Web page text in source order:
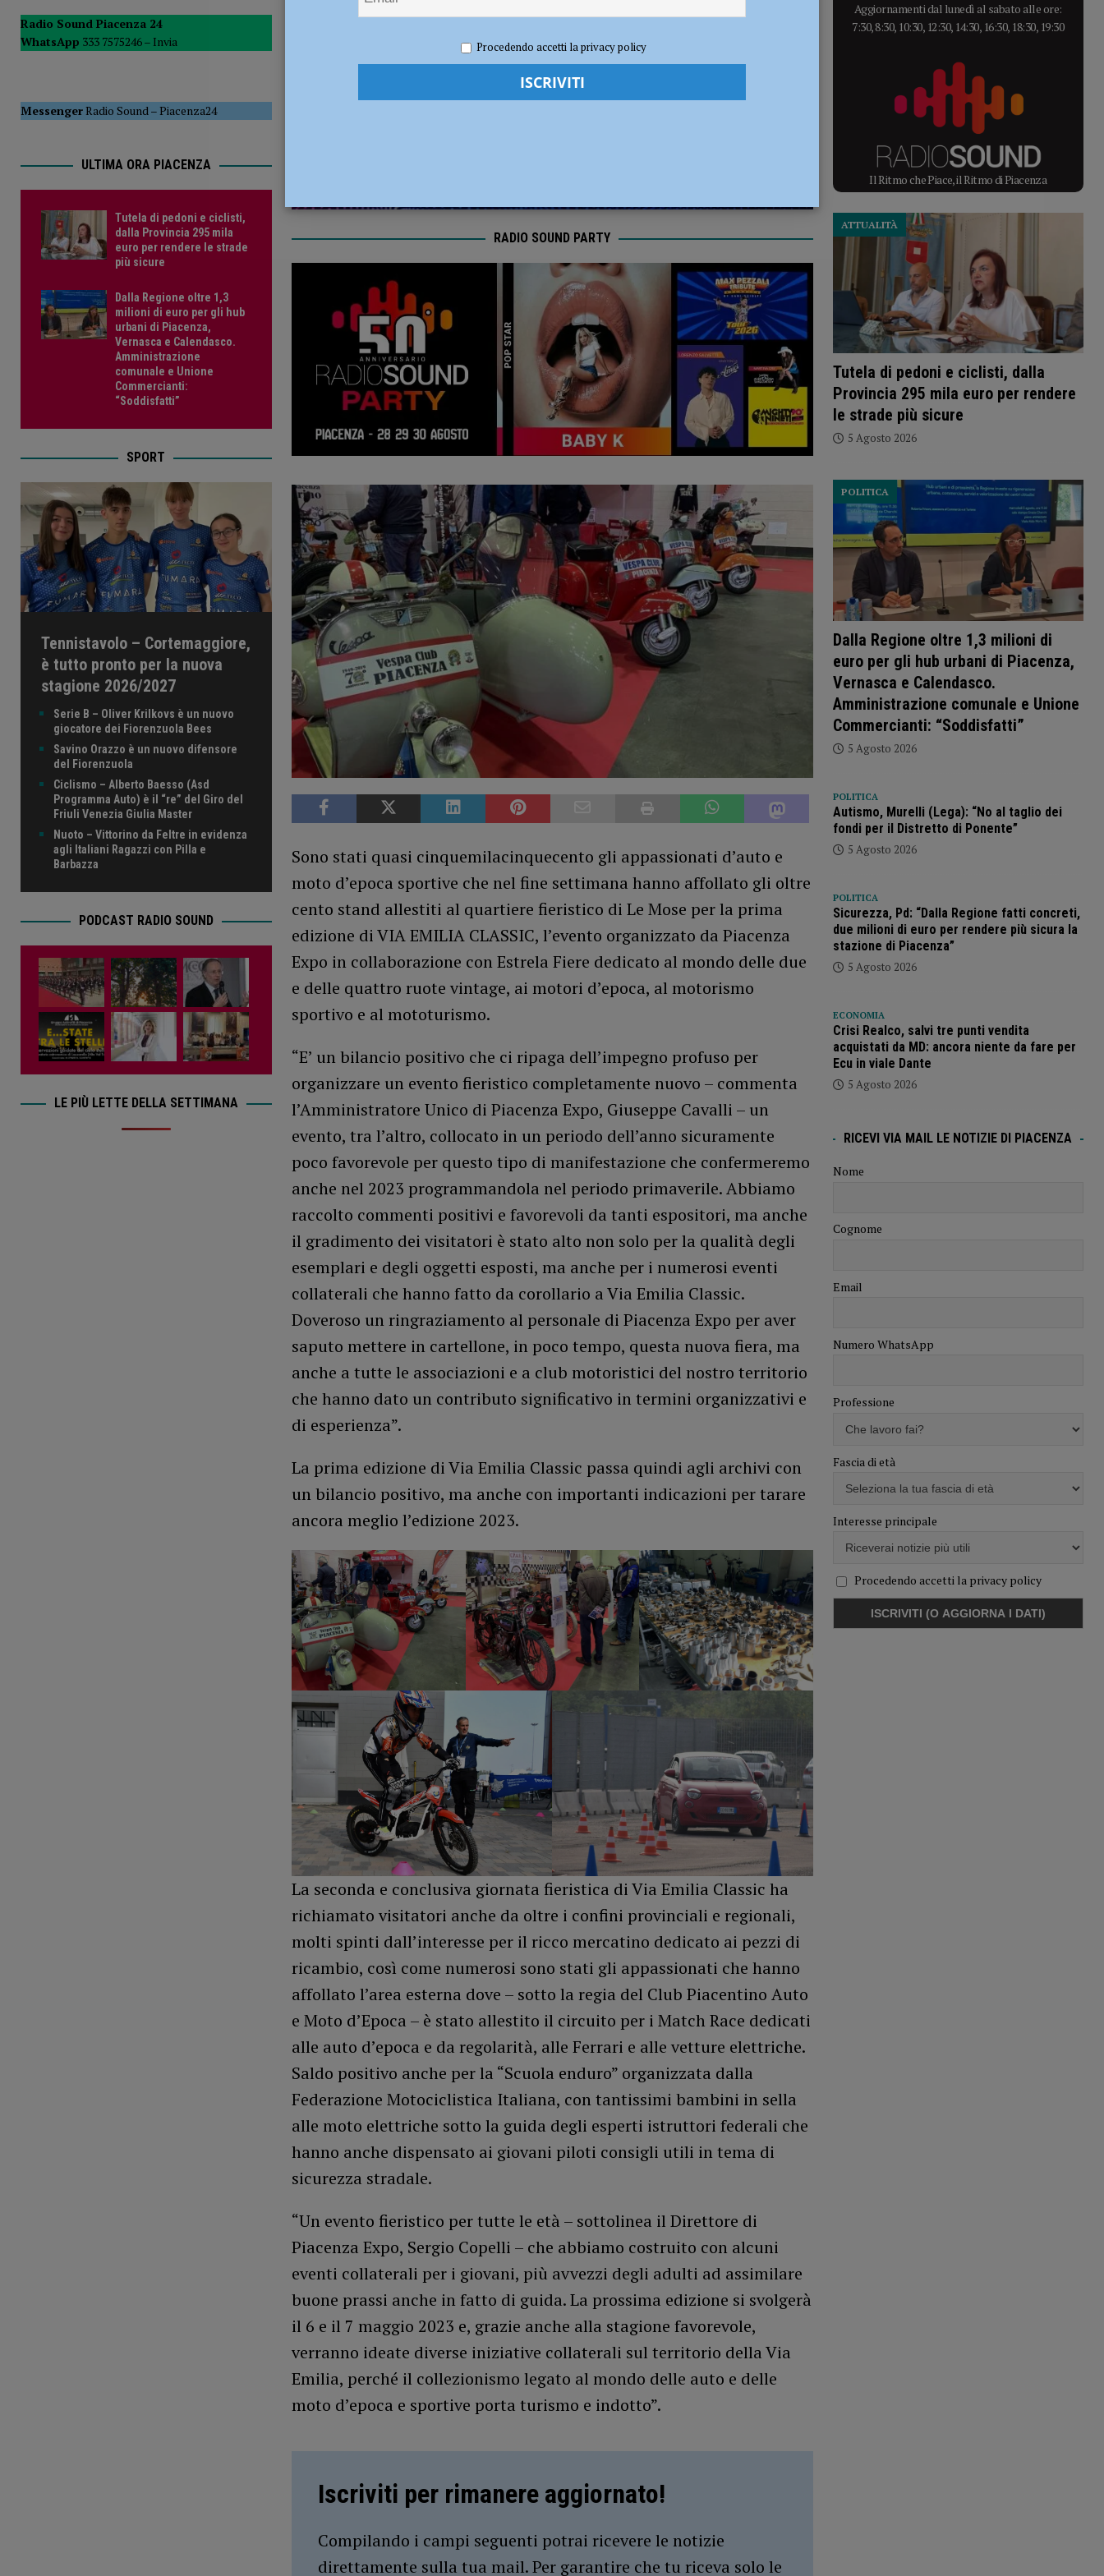
[ 5 Agosto 2026 ] “Contro la violenza sulle donne, mai bandiera bianca”, Piacenza rilancia la campagna nazionale di Anci e Presidenza
del Consiglio Redazione FG Attualità
RADIO SOUND PARTY
Sono stati quasi cinquemilacinquecento gli appassionati d’auto e
moto d’epoca sportive che nel fine settimana hanno affollato gli oltre
cento stand allestiti al quartiere fieristico di Le Mose per la prima
edizione di VIA EMILIA CLASSIC, l’evento organizzato da Piacenza
Expo in collaborazione con Estrela Fiere dedicato al mondo delle due
e delle quattro ruote vintage, ai motori d’epoca, al motorismo
sportivo e al mototurismo.
“E’ un bilancio positivo che ci ripaga dell’impegno profuso per
organizzare un evento fieristico completamente nuovo – commenta
l’Amministratore Unico di Piacenza Expo, Giuseppe Cavalli – un
evento, tra l’altro, collocato in un periodo dell’anno sicuramente
poco favorevole per questo tipo di manifestazione che confermeremo
anche nel 2023 programmandola nel periodo primaverile. Abbiamo
raccolto commenti positivi e favorevoli da tanti espositori, ma anche
il gradimento dei visitatori è stato alto non solo per la qualità degli
esemplari e degli oggetti esposti, ma anche per i numerosi eventi
collaterali che hanno fatto da corollario a Via Emilia Classic.
Doveroso un ringraziamento al personale di Piacenza Expo per aver
saputo mettere in cartellone, in poco tempo, questa nuova fiera, ma
anche a tutte le associazioni e a club motoristici del nostro territorio
che hanno dato un contributo significativo in termini organizzativi e
di esperienza”.
La prima edizione di Via Emilia Classic passa quindi agli archivi con
un bilancio positivo, ma anche con importanti indicazioni per tarare
ancora meglio l’edizione 2023.
La seconda e conclusiva giornata fieristica di Via Emilia Classic ha
richiamato visitatori anche da oltre i confini provinciali e regionali,
molti spinti dall’interesse per il ricco mercatino dedicato ai pezzi di
ricambio, così come numerosi sono stati gli appassionati che hanno
affollato l’area esterna dove – sotto la regia del Club Piacentino Auto
e Moto d’Epoca – è stato allestito il circuito per i Match Race dedicati
alle auto d’epoca e da regolarità, alle Ferrari e alle vetture elettriche.
Saldo positivo anche per la “Scuola enduro” organizzata dalla
Federazione Motociclistica Italiana, con tantissimi bambini in sella
alle moto elettriche sotto la guida degli esperti istruttori federali che
hanno anche dispensato ai giovani piloti consigli utili in tema di
sicurezza stradale.
“Un evento fieristico per tutte le età – sottolinea il Direttore di
Piacenza Expo, Sergio Copelli – che abbiamo costruito con alcuni
eventi collaterali per i giovani, più avvezzi degli adulti ad assimilare
buone prassi anche in fatto di guida. La prossima edizione si svolgerà
il 6 e il 7 maggio 2023 e, grazie anche alla stagione favorevole,
verranno ideate diverse iniziative collaterali sul territorio della Via
Emilia, perché il collezionismo legato al mondo delle auto e delle
moto d’epoca e sportive porta turismo e indotto”.
Iscriviti per rimanere aggiornato!
Compilando i campi seguenti potrai ricevere le notizie
direttamente sulla tua mail. Per garantire che tu riceva solo le
Radio Sound Piacenza 24
WhatsApp 333 7575246 – Invia
MessengerRadio Sound–Piacenza24
ULTIMA ORA PIACENZA
Tutela di pedoni e ciclisti,
dalla Provincia 295 mila
euro per rendere le strade
più sicure
Dalla Regione oltre 1,3
milioni di euro per gli hub
urbani di Piacenza,
Vernasca e Calendasco.
Amministrazione
comunale e Unione
Commercianti:
“Soddisfatti”
SPORT
Tennistavolo – Cortemaggiore,
è tutto pronto per la nuova
stagione 2026/2027
Serie B – Oliver Krilkovs è un nuovo
giocatore dei Fiorenzuola Bees
Savino Orazzo è un nuovo difensore
del Fiorenzuola
Ciclismo – Alberto Baesso (Asd
Programma Auto) è il “re” del Giro del
Friuli Venezia Giulia Master
Nuoto – Vittorino da Feltre in evidenza
agli Italiani Ragazzi con Pilla e
Barbazza
PODCAST RADIO SOUND
LE PIÙ LETTE DELLA SETTIMANA
Aggiornamenti dal lunedì al sabato alle ore:
7:30, 8:30, 10:30, 12:30, 14:30, 16:30, 18:30, 19:30
Il Ritmo che Piace, il Ritmo di Piacenza
Tutela di pedoni e ciclisti, dalla
Provincia 295 mila euro per rendere
le strade più sicure
ATTUALITÀ
5 Agosto 2026
Dalla Regione oltre 1,3 milioni di
euro per gli hub urbani di Piacenza,
Vernasca e Calendasco.
Amministrazione comunale e Unione
Commercianti: “Soddisfatti”
POLITICA
5 Agosto 2026
POLITICA
Autismo, Murelli (Lega): “No al taglio dei
fondi per il Distretto di Ponente”
5 Agosto 2026
POLITICA
Sicurezza, Pd: “Dalla Regione fatti concreti,
due milioni di euro per rendere più sicura la
stazione di Piacenza”
5 Agosto 2026
ECONOMIA
Crisi Realco, salvi tre punti vendita
acquistati da MD: ancora niente da fare per
Ecu in viale Dante
5 Agosto 2026
RICEVI VIA MAIL LE NOTIZIE DI PIACENZA
Nome
Cognome
Email
Numero WhatsApp
Professione
Fascia di età
Interesse principale
Procedendo accetti la privacy policy
Procedendo accetti la privacy policy